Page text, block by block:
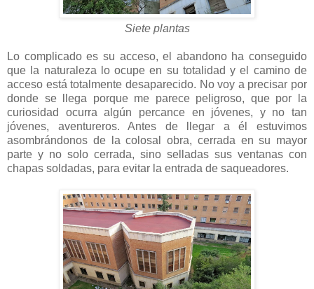
Siete plantas
Lo complicado es su acceso, el abandono ha conseguido
que la naturaleza lo ocupe en su totalidad y el camino de
acceso está totalmente desaparecido. No voy a precisar por
donde se llega porque me parece peligroso, que por la
curiosidad ocurra algún percance en jóvenes, y no tan
jóvenes, aventureros. Antes de llegar a él estuvimos
asombrándonos de la colosal obra, cerrada en su mayor
parte y no solo cerrada, sino selladas sus ventanas con
chapas soldadas, para evitar la entrada de saqueadores.